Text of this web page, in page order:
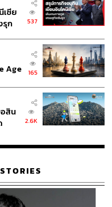
เซีย
รุก
537
Age
165
สิน
2.6K